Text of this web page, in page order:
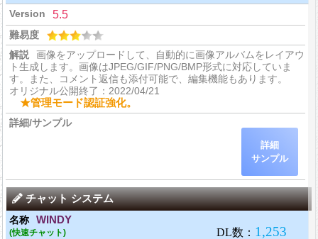
5.5
画像をアップロードして、自動的に画像アルバムをレイアウ
ト生成します。画像はJPEG/GIF/PNG/BMP形式に対応していま
す。また、コメント返信も添付可能で、編集機能もあります。
オリジナル公開終了：2022/04/21
★管理モード認証強化。
詳細
サンプル
チャット システム
WINDY
(快速チャット)